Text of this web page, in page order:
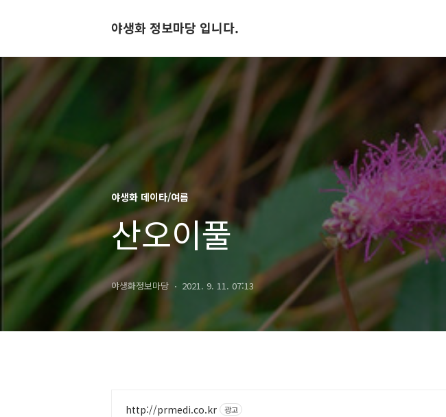
야생화 정보마당 입니다.
야생화 데이타/여름
산오이풀
야생화정보마당 2021. 9. 11. 07:13
http://prmedi.co.kr 광고